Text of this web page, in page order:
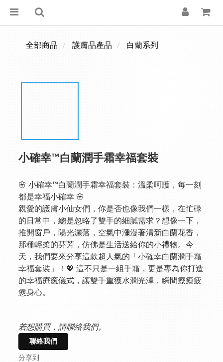
全部商品 護膚品產品 白蘭系列
小確幸™️白蘭潤手霜幸福套裝
🌸 小確幸™️白蘭潤手霜幸福套裝：溫柔呵護，每一刻
都是幸福小確幸 🌸
親愛的護膚小仙女們，你是否也像我們一樣，在忙碌
的日常中，總是忽略了雙手的細膩需求？想像一下，
推開窗戶，陽光灑落，空氣中瀰漫著清新白蘭花香，
那種輕柔的芬芳，仿佛是生活送給你的小禮物。今
天，我們要來分享這款超人氣的「小確幸白蘭潤手霜
幸福套裝」！💖 這不只是一組手霜，更是專為你打造
的幸福療癒儀式，讓雙手重獲水潤光澤，瞬間療癒疲
憊身心。
若想購買，請聯絡我們。
聯絡我們
分享到